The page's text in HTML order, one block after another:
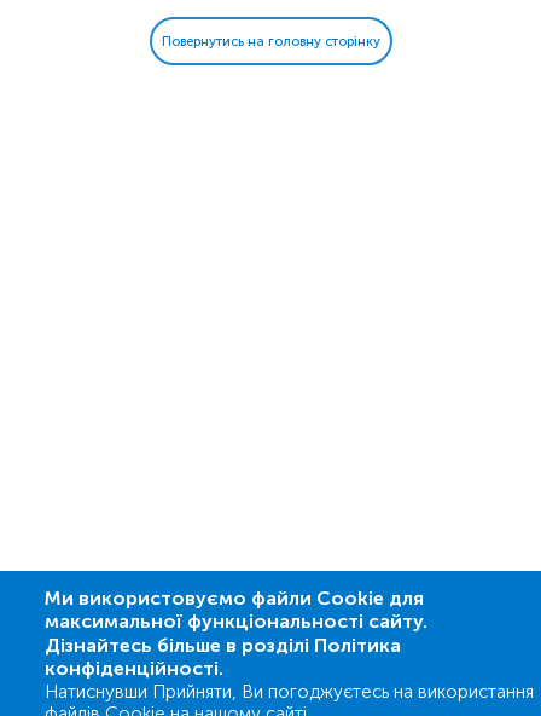
Повернутись на головну сторінку
Ми використовуємо файли Cookie для
максимальної функціональності сайту.
Дізнайтесь більше в розділі Політика
конфіденційності.
Натиснувши Прийняти, Ви погоджуєтесь на використання